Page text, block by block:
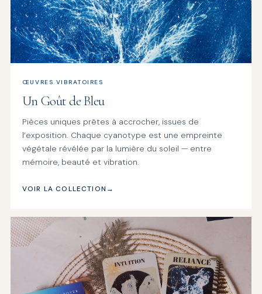
ŒUVRES VIBRATOIRES
Un Goût de Bleu
Pièces uniques prêtes à accrocher, issues de
l’exposition. Chaque cyanotype est une empreinte
végétale révélée par la lumière du soleil — entre
mémoire, beauté et vibration.
VOIR LA COLLECTION